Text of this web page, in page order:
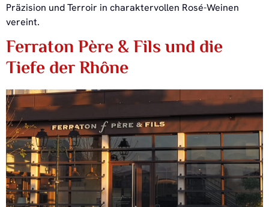
Präzision und Terroir in charaktervollen Rosé-Weinen
vereint.
Ferraton Père & Fils und die
Tiefe der Rhône